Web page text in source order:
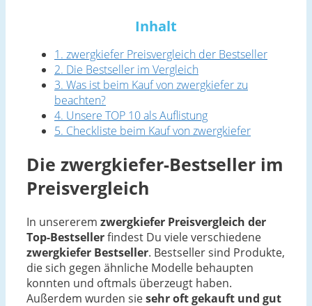
Inhalt
1. zwergkiefer Preisvergleich der Bestseller
2. Die Bestseller im Vergleich
3. Was ist beim Kauf von zwergkiefer zu
beachten?
4. Unsere TOP 10 als Auflistung
5. Checkliste beim Kauf von zwergkiefer
Die zwergkiefer-Bestseller im
Preisvergleich
In unsererem zwergkiefer Preisvergleich der
Top-Bestsellerfindest Du viele verschiedene
zwergkiefer Bestseller. Bestseller sind Produkte,
die sich gegen ähnliche Modelle behaupten
konnten und oftmals überzeugt haben.
Außerdem wurden siesehr oft gekauft und gut